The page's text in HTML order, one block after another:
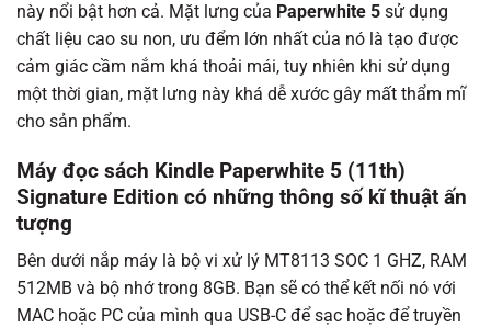
này nổi bật hơn cả. Mặt lưng của Paperwhite 5 sử dụng
chất liệu cao su non, ưu đểm lớn nhất của nó là tạo được
cảm giác cầm nắm khá thoải mái, tuy nhiên khi sử dụng
một thời gian, mặt lưng này khá dễ xước gây mất thẩm mĩ
cho sản phẩm.
Máy đọc sách Kindle Paperwhite 5 (11th)
Signature Edition có những thông số kĩ thuật ấn
tượng
Bên dưới nắp máy là bộ vi xử lý MT8113 SOC 1 GHZ, RAM
512MB và bộ nhớ trong 8GB. Bạn sẽ có thể kết nối nó với
MAC hoặc PC của mình qua USB-C để sạc hoặc để truyền